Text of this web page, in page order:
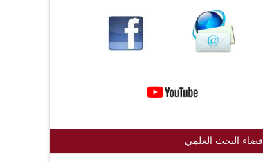
فضاء البحث العلمي